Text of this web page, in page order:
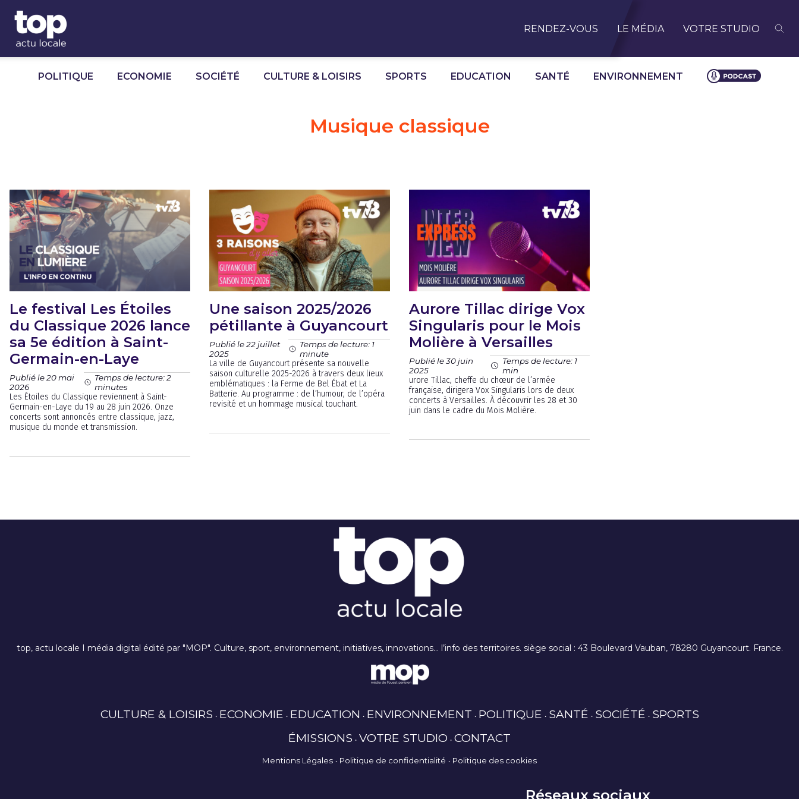
RENDEZ-VOUS LE MÉDIA VOTRE STUDIO
POLITIQUE ECONOMIE SOCIÉTÉ CULTURE & LOISIRS SPORTS EDUCATION SANTÉ ENVIRONNEMENT
Musique classique
Le festival Les Étoiles
du Classique 2026 lance
sa 5e édition à Saint-
Germain-en-Laye
Publié le 20 mai
2026
Temps de lecture: 2
minutes
Les Étoiles du Classique reviennent à Saint-
Germain-en-Laye du 19 au 28 juin 2026. Onze
concerts sont annoncés entre classique, jazz,
musique du monde et transmission.
Une saison 2025/2026
pétillante à Guyancourt
Publié le 22 juillet
2025
Temps de lecture: 1
minute
La ville de Guyancourt présente sa nouvelle
saison culturelle 2025-2026 à travers deux lieux
emblématiques : la Ferme de Bel Ébat et La
Batterie. Au programme : de l’humour, de l’opéra
revisité et un hommage musical touchant.
Aurore Tillac dirige Vox
Singularis pour le Mois
Molière à Versailles
Publié le 30 juin
2025
Temps de lecture: 1
min
urore Tillac, cheffe du chœur de l’armée
française, dirigera Vox Singularis lors de deux
concerts à Versailles. À découvrir les 28 et 30
juin dans le cadre du Mois Molière.
top, actu locale I média digital édité par "MOP". Culture, sport, environnement, initiatives, innovations… l’info des territoires. siège social : 43 Boulevard Vauban, 78280 Guyancourt. France.
CULTURE & LOISIRS ECONOMIE EDUCATION ENVIRONNEMENT POLITIQUE SANTÉ SOCIÉTÉ SPORTS
ÉMISSIONS VOTRE STUDIO CONTACT
Mentions Légales Politique de confidentialité Politique des cookies
Réseaux sociaux